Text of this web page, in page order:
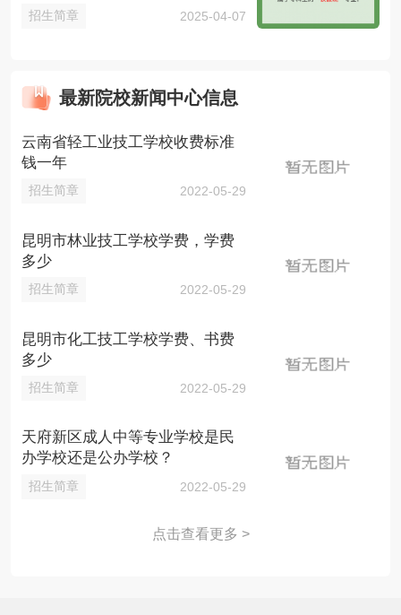
招生简章 2025-04-07
最新院校新闻中心信息
云南省轻工业技工学校收费标准
钱一年
招生简章 2022-05-29
昆明市林业技工学校学费，学费
多少
招生简章 2022-05-29
昆明市化工技工学校学费、书费
多少
招生简章 2022-05-29
天府新区成人中等专业学校是民
办学校还是公办学校？
招生简章 2022-05-29
点击查看更多 >